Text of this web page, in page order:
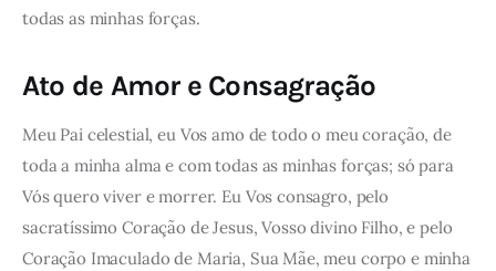
todas as minhas forças.
Ato de Amor e Consagração
Meu Pai celestial, eu Vos amo de todo o meu coração, de
toda a minha alma e com todas as minhas forças; só para
Vós quero viver e morrer. Eu Vos consagro, pelo
sacratíssimo Coração de Jesus, Vosso divino Filho, e pelo
Coração Imaculado de Maria, Sua Mãe, meu corpo e minha